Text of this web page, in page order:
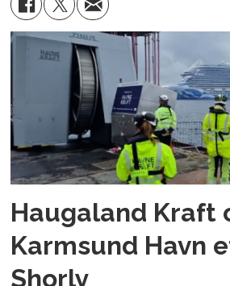
Haugaland Kraft
Karmsund Havn
Shorly